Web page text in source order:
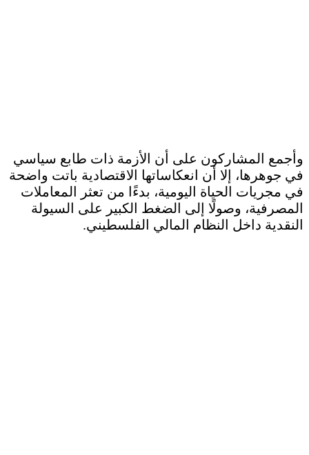
وأجمع المشاركون على أن الأزمة ذات طابع سياسي
في جوهرها، إلا أن انعكاساتها الاقتصادية باتت واضحة
في مجريات الحياة اليومية، بدءًا من تعثر المعاملات
المصرفية، وصولًا إلى الضغط الكبير على السيولة
النقدية داخل النظام المالي الفلسطيني.